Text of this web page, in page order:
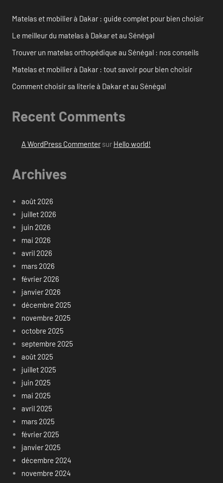
Matelas et mobilier à Dakar : guide complet pour bien choisir
Le meilleur du matelas à Dakar et au Sénégal
Trouver un matelas orthopédique au Sénégal : nos conseils
Matelas et mobilier à Dakar : tout savoir pour bien choisir
Comment choisir sa literie à Dakar et au Sénégal
Recent Comments
A WordPress Commentersur Hello world!
Archives
août 2026
juillet 2026
juin 2026
mai 2026
avril 2026
mars 2026
février 2026
janvier 2026
décembre 2025
novembre 2025
octobre 2025
septembre 2025
août 2025
juillet 2025
juin 2025
mai 2025
avril 2025
mars 2025
février 2025
janvier 2025
décembre 2024
novembre 2024